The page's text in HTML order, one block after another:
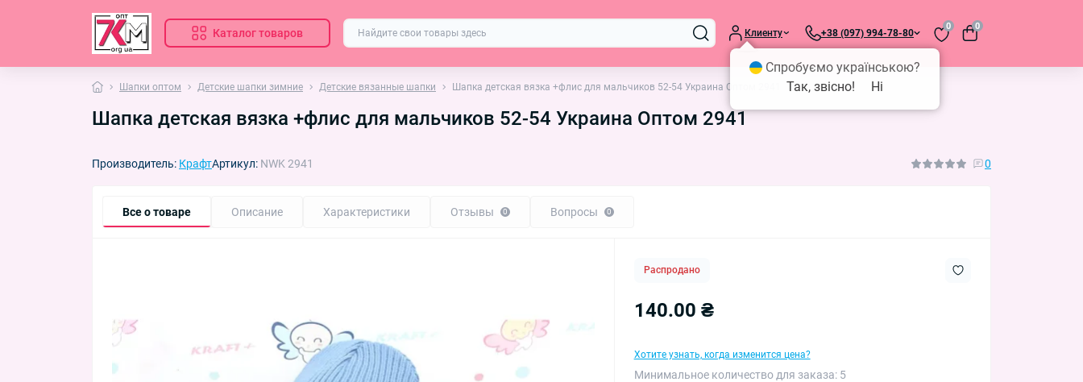
Каталог товаров Клиенту +38 (097) 994-78-80
0 0
Шапки оптом Детские шапки зимние Детские вязанные шапки Шапка детская вязка +флис для мальчиков 52-54 Украина Оптом 2941
Шапка детская вязка +флис для мальчиков 52-54 Украина Оптом 2941
Производитель: КрафтАртикул: NWK 2941 0
Все о товаре Описание Характеристики Отзывы 0 Вопросы 0
Распродано
140.00 ₴
Хотите узнать, когда изменится цена?
Минимальное количество для заказа: 5
Спробуємо українською?
Так, звісно!
Ні